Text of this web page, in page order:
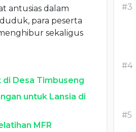
antusias dalam
para peserta
sekaligus
di Desa Timbuseng
untuk Lansia di
MFR
#3
#4
#5